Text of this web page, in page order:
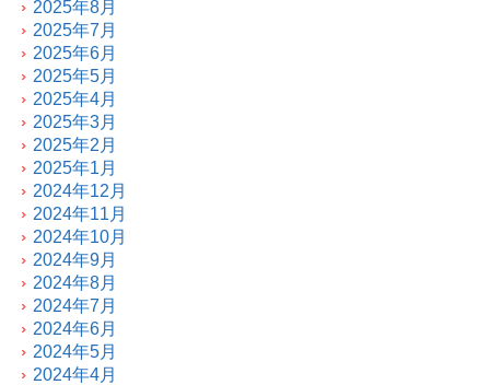
2025年8月
2025年7月
2025年6月
2025年5月
2025年4月
2025年3月
2025年2月
2025年1月
2024年12月
2024年11月
2024年10月
2024年9月
2024年8月
2024年7月
2024年6月
2024年5月
2024年4月